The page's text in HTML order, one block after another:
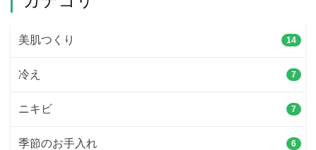
美肌つくり 14
冷え 7
ニキビ 7
季節のお手入れ 6